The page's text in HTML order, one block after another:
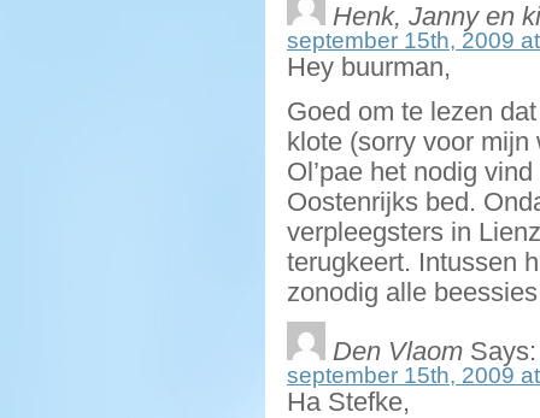
Henk, Janny en
september 15th, 2009
Hey buurman,
Goed om te lezen
klote (sorry voor
Ol’pae het nodig
Oostenrijks bed.
verpleegsters in
terugkeert. Intussen
zonodig alle
Den Vlaom Says:
september 15th, 2009
Ha Stefke,